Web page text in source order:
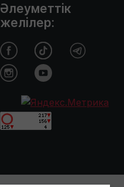
Әлеуметтік
желілер: